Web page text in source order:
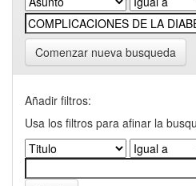
Comenzar nueva busqueda
Añadir filtros:
Usa los filtros para afinar la